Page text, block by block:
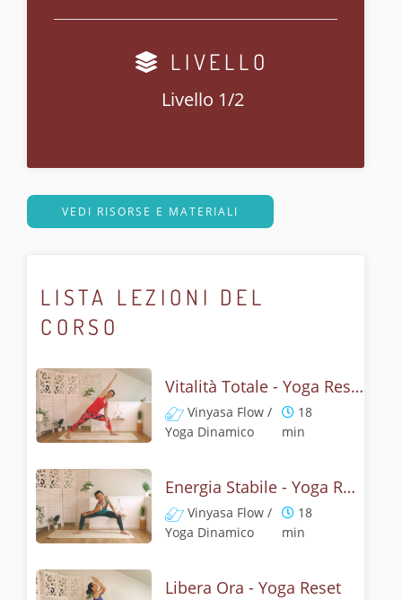
LIVELLO
Livello 1/2
VEDI RISORSE E MATERIALI
LISTA LEZIONI DEL
CORSO
Vitalità Totale - Yoga Reset
Vinyasa Flow /
Yoga Dinamico
18
min
Energia Stabile - Yoga Reset
Vinyasa Flow /
Yoga Dinamico
18
min
Libera Ora - Yoga Reset